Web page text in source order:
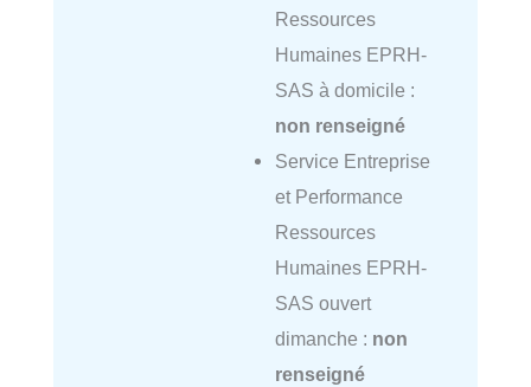
Ressources
Humaines EPRH-
SAS à domicile :
non renseigné
Service Entreprise
et Performance
Ressources
Humaines EPRH-
SAS ouvert
dimanche : non
renseigné